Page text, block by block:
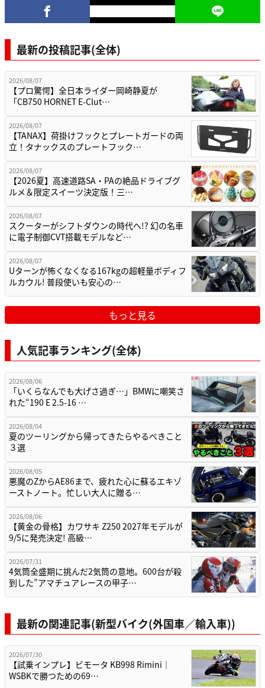
最新の投稿記事(全体)
2026/08/07
【プロ驚愕】全日本ライダー岡崎静夏が
「CB750 HORNET E-Clut…
2026/08/07
【TANAX】荷掛けフックとプレートガードの両
立！タナックスのプレートフック…
2026/08/07
【2026夏】高速道路SA・PAの絶品ドライブグ
ルメ＆限定スイーツ決定版！三…
2026/08/07
スクーターがシフトダウンの時代へ!? 幻の名車
に電子制御CVT搭載モデルなど…
2026/08/07
Uターンが怖くなくなる167kgの超軽量ボディフ
ルカウル! 普段使いも安心の…
もっと見る
人気記事ランキング(全体)
2026/08/06
「いくらなんでも大げさ過ぎ…」BMWに嘲笑さ
れた“190 E 2.5-16 …
2026/08/04
夏のツーリングから帰ってきたらやるべきこと
３選
2026/08/05
悪魔のZからAE86まで、疲れた心に蘇るエキゾ
ーストノート。忙しい大人に贈る…
2026/08/06
【黄金の骨格】カワサキ Z250 2027年モデルが
9/5に発売決定! 高級…
2026/07/31
4気筒全盛期に挑んだ2気筒の意地。600台が殺
到した”アマチュアレースの甲子…
最新の関連記事(新型バイク(外国車／輸入車))
2026/07/30
【試乗インプレ】ビモータ KB998 Rimini｜
WSBKで勝つための69…